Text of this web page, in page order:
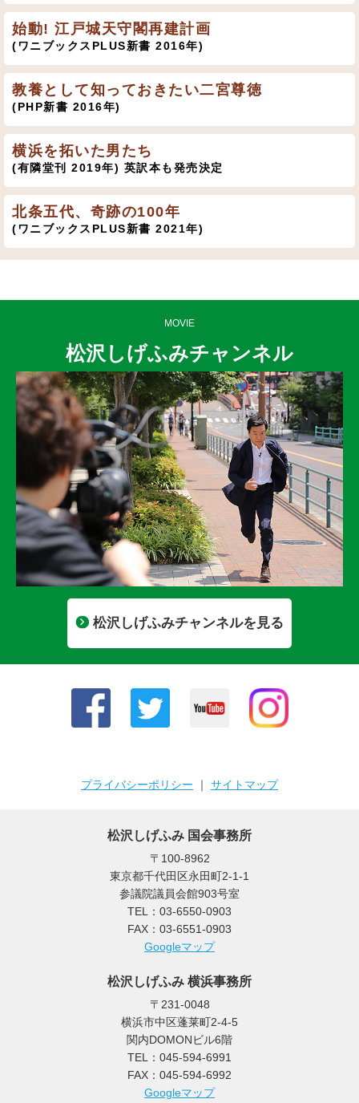
始動! 江戸城天守閣再建計画
(ワニブックスPLUS新書 2016年)
教養として知っておきたい二宮尊徳
(PHP新書 2016年)
横浜を拓いた男たち
(有隣堂刊 2019年) 英訳本も発売決定
北条五代、奇跡の100年
(ワニブックスPLUS新書 2021年)
MOVIE
松沢しげふみチャンネル
松沢しげふみチャンネルを見る
プライバシーポリシー ｜ サイトマップ
松沢しげふみ 国会事務所
〒100-8962
東京都千代田区永田町2-1-1
参議院議員会館903号室
TEL：03-6550-0903
FAX：03-6551-0903
Googleマップ
松沢しげふみ 横浜事務所
〒231-0048
横浜市中区蓬莱町2-4-5
関内DOMONビル6階
TEL：045-594-6991
FAX：045-594-6992
Googleマップ